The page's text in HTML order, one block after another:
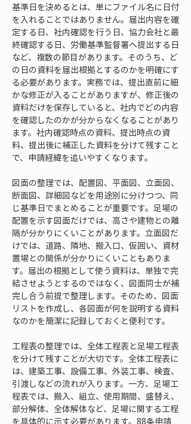
基準日を決めるとは、単にファイル名に日付
を入れることではありません。届出内容を確
定する日、社内確認を行う日、協力会社と最
終確認する日、労働基準監督署へ提出する日
など、複数の節目があります。そのうち、ど
の日の資料を届出根拠とするのかを明確にす
る必要があります。実務では、提出直前に細
かな修正が入ることがありますが、修正後の
資料だけを保存していると、社内でどの内容
を確認したのかが分からなくなることがあり
ます。社内確認時点の資料、提出時点の資
料、提出後に補正した資料を分けて残すこと
で、申請経緯を追いやすくなります。
図面の整理では、配置図、平面図、立面図、
断面図、詳細図などを用途別に分けつつ、同
じ基準日でまとめることが重要です。足場の
配置を示す図面だけでは、高さや建物との離
隔が分かりにくいことがあります。立面図だ
けでは、道路、隣地、搬入口、仮囲い、資材
置場との関係が分かりにくいこともありま
す。届出の根拠として使う資料は、単独で完
結させようとするのではなく、図面同士が補
完し合う前提で整理します。そのため、図面
リストを作成し、各図面が何を説明する資料
なのかを簡潔に記録しておくと便利です。
工程表の整理では、全体工程表と足場工程表
を分けて残すことが大切です。全体工程表に
は、建築工事、設備工事、外装工事、検査、
引渡しなどの流れが入ります。一方、足場工
程表では、搬入、組立、使用期間、盛替え、
部分解体、全体解体など、足場に関する工程
を具体的に示す必要があります。88条申請